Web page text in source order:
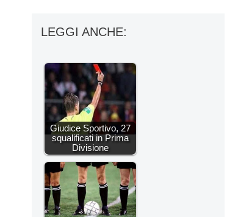
LEGGI ANCHE:
Giudice Sportivo, 27
squalificati in Prima
Divisione